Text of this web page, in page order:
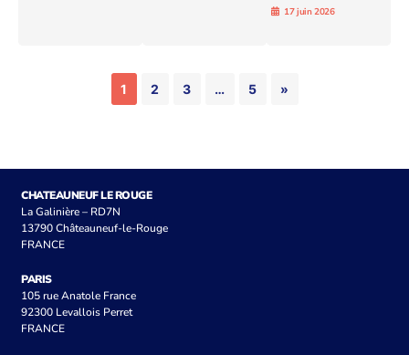
17 juin 2026
1 2 3 … 5 »
CHATEAUNEUF LE ROUGE
La Galinière – RD7N
13790 Châteauneuf-le-Rouge
FRANCE
PARIS
105 rue Anatole France
92300 Levallois Perret
FRANCE